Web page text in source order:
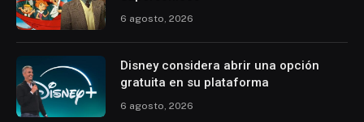
6 agosto, 2026
Disney considera abrir una opción
gratuita en su plataforma
6 agosto, 2026